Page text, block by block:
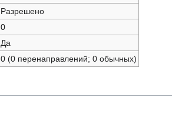
Разрешено
0
Да
0 (0 перенаправлений; 0 обычных)